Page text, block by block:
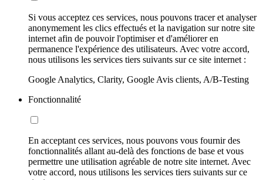
Si vous acceptez ces services, nous pouvons tracer et analyser
anonymement les clics effectués et la navigation sur notre site
internet afin de pouvoir l'optimiser et d'améliorer en
permanence l'expérience des utilisateurs. Avec votre accord,
nous utilisons les services tiers suivants sur ce site internet :
Google Analytics, Clarity, Google Avis clients, A/B-Testing
Fonctionnalité
En acceptant ces services, nous pouvons vous fournir des
fonctionnalités allant au-delà des fonctions de base et vous
permettre une utilisation agréable de notre site internet. Avec
votre accord, nous utilisons les services tiers suivants sur ce